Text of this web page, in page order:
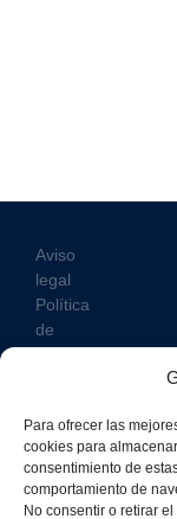
Para ofrecer las
cookies para
consentimiento de
comportamiento de
No consentir o retirar
Aviso
legal
Política
de
de
cookies
Política
integrad